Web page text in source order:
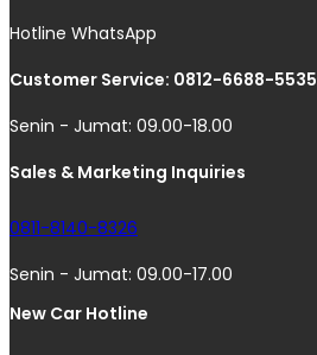
Hotline WhatsApp
Customer Service: 0812-6688-5535
Senin - Jumat: 09.00-18.00
Sales & Marketing Inquiries
0811-8140-8326
Senin - Jumat: 09.00-17.00
New Car Hotline